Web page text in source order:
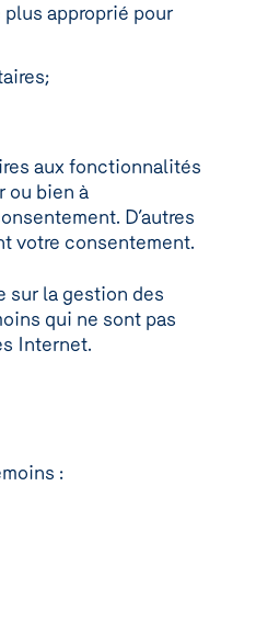
approprié pour
aux fonctionnalités
ou bien à
D’autres
votre consentement.
sur la gestion des
qui ne sont pas
Internet.
: